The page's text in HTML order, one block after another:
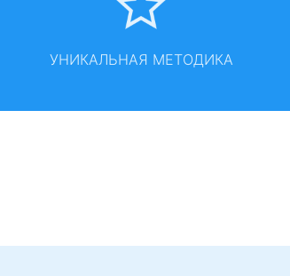
УНИКАЛЬНАЯ МЕТОДИКА